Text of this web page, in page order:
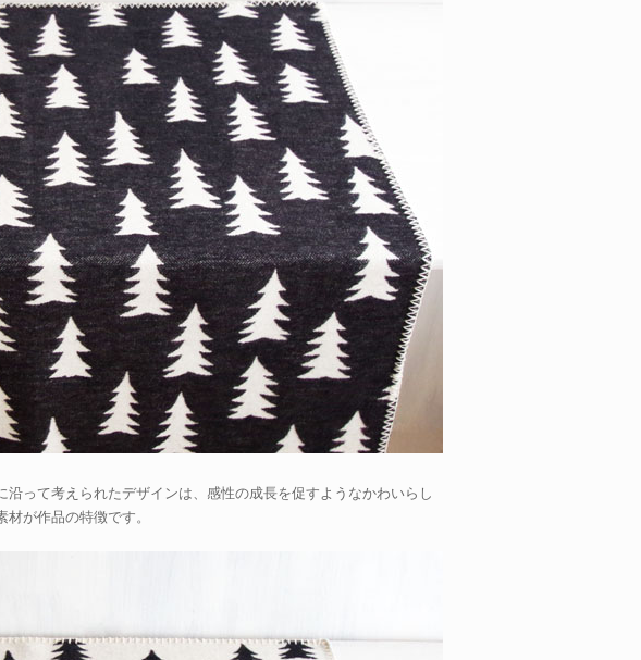
って考えられたデザインは、感性の成長を促すようなかわいらし
が作品の特徴です。